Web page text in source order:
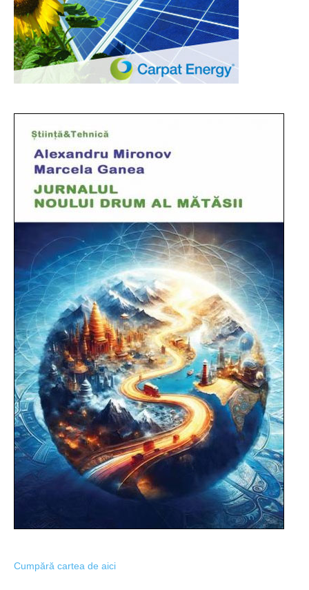
Cumpără cartea de aici